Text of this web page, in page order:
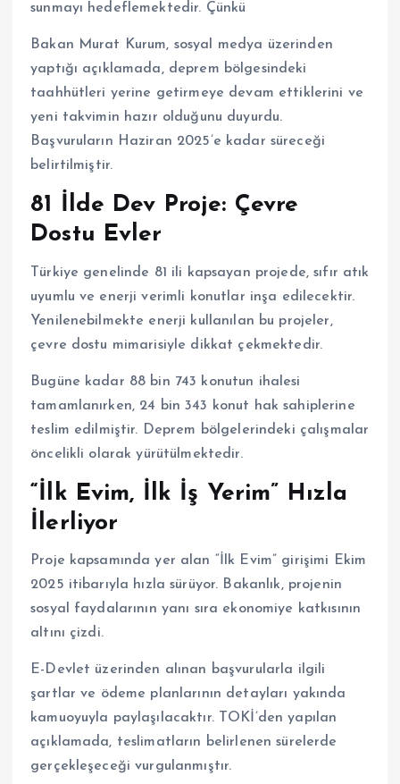
sunmayı hedeflemektedir. Çünkü
Bakan Murat Kurum, sosyal medya üzerinden
yaptığı açıklamada, deprem bölgesindeki
taahhütleri yerine getirmeye devam ettiklerini ve
yeni takvimin hazır olduğunu duyurdu.
Başvuruların Haziran 2025’e kadar süreceği
belirtilmiştir.
81 İlde Dev Proje: Çevre
Dostu Evler
Türkiye genelinde 81 ili kapsayan projede, sıfır atık
uyumlu ve enerji verimli konutlar inşa edilecektir.
Yenilenebilmekte enerji kullanılan bu projeler,
çevre dostu mimarisiyle dikkat çekmektedir.
Bugüne kadar 88 bin 743 konutun ihalesi
tamamlanırken, 24 bin 343 konut hak sahiplerine
teslim edilmiştir. Deprem bölgelerindeki çalışmalar
öncelikli olarak yürütülmektedir.
“İlk Evim, İlk İş Yerim” Hızla
İlerliyor
Proje kapsamında yer alan “İlk Evim” girişimi Ekim
2025 itibarıyla hızla sürüyor. Bakanlık, projenin
sosyal faydalarının yanı sıra ekonomiye katkısının
altını çizdi.
E-Devlet üzerinden alınan başvurularla ilgili
şartlar ve ödeme planlarının detayları yakında
kamuoyuyla paylaşılacaktır. TOKİ’den yapılan
açıklamada, teslimatların belirlenen sürelerde
gerçekleşeceği vurgulanmıştır.